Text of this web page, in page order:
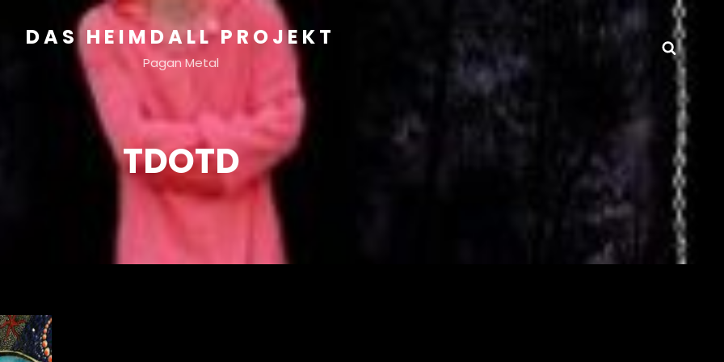
DAS HEIMDALL PROJEKT
Pagan Metal
TDOTD